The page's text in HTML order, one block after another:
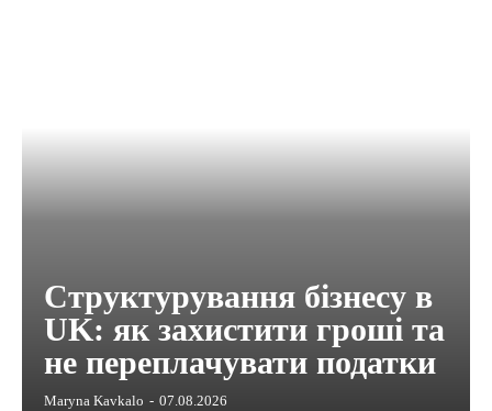
Структурування бізнесу в
UK: як захистити гроші та
не переплачувати податки
Maryna Kavkalo - 07.08.2026